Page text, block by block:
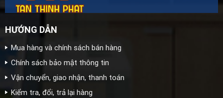
HƯỚNG DẪN
Mua hàng và chính sách bán hàng
Chính sách bảo mật thông tin
Vận chuyển, giao nhận, thanh toán
Kiểm tra, đổi, trả lại hàng